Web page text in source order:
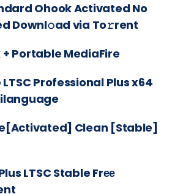
Ohook Activated No
Downl𝚘ad via To𝚛rent
Portable MediaFire
Professional Plus x64
Clean [Stable]
LTSC Stable Frее